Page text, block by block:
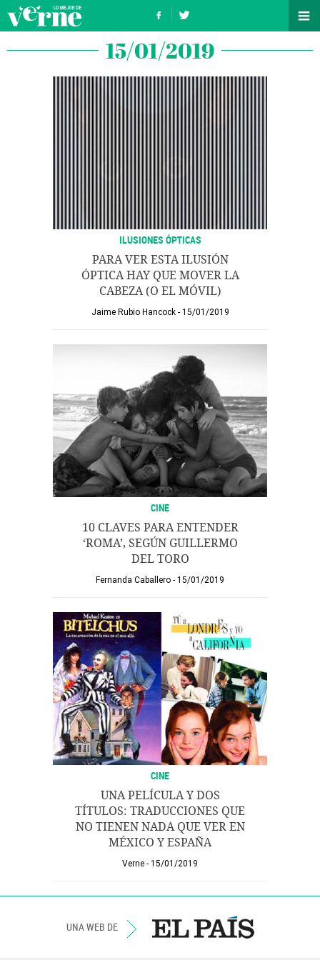
15/01/2019
ILUSIONES ÓPTICAS
PARA VER ESTA ILUSIÓN
ÓPTICA HAY QUE MOVER LA
CABEZA (O EL MÓVIL)
Jaime Rubio Hancock 15/01/2019
CINE
10 CLAVES PARA ENTENDER
‘ROMA’, SEGÚN GUILLERMO
DEL TORO
Fernanda Caballero 15/01/2019
CINE
UNA PELÍCULA Y DOS
TÍTULOS: TRADUCCIONES QUE
NO TIENEN NADA QUE VER EN
MÉXICO Y ESPAÑA
Verne 15/01/2019
UNA WEB DE